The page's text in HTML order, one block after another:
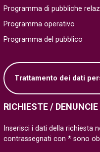
Programma di pubbliche
Programma operativo
Programma del pubblico
Trattamento dei dati
RICHIESTE /
Inserisci i dati della richiesta
contrassegnati con * sono